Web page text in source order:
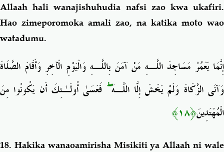
Allaah hali wanajishuhudia nafsi zao kwa ukafiri.
Hao zimeporomoka amali zao, na katika moto wao
watadumu.
إِنَّمَا يَعْمُرُ مَسَاجِدَ اللَّـهِ مَنْ آمَنَ بِاللَّـهِ وَالْيَوْمِ الْآخِرِ وَأَقَامَ الصَّلَاةَ
وَآتَى الزَّكَاةَ وَلَمْ يَخْشَ إِلَّا اللَّـهَۖ فَعَسَىٰ أُولَـٰئِكَ أَن يَكُونُوا مِنَ
الْمُهْتَدِينَ﴿١٨﴾
18. Hakika wanaoamirisha Misikiti ya Allaah ni wale